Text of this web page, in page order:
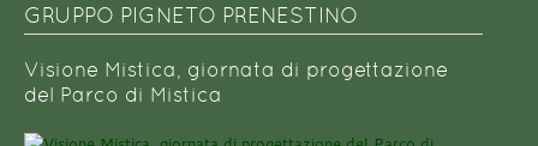
GRUPPO PIGNETO PRENESTINO
Visione Mistica, giornata di progettazione
del Parco di Mistica